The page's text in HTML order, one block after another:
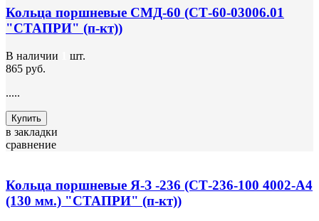
Кольца поршневые СМД-60 (СТ-60-03006.01
"СТАПРИ" (п-кт))
В наличии
шт.
865 руб.
.....
Купить
в закладки
сравнение
Кольца поршневые Я-З -236 (СТ-236-100 4002-А4
(130 мм.) "СТАПРИ" (п-кт))